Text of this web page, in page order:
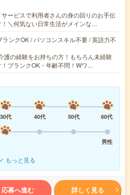
サービスで利用者さんの身の回りのお手伝
！＼何気ない日常生活がメインな…
ランクOK / パソコンスキル不要 / 英語力不
護の経験をお持ちの方！もちろん未経験
ブランクOK・年齢不問！Wワ…
30代 40代 50代
60代
男性
もっと見る
応募へ進む 詳しく見る